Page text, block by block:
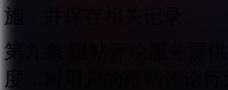
施，并保存相关记录。
第九条 跟帖评论服务提
度，对用户的跟帖评论